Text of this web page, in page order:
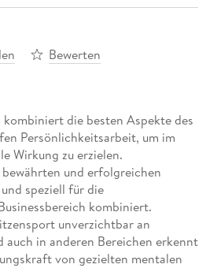
Bewerten
die besten Aspekte des
Persönlichkeitsarbeit, um im
Wirkung zu erzielen.
und erfolgreichen
speziell für die
kombiniert.
unverzichtbar an
auch in anderen Bereichen erkennt
von gezielten mentalen